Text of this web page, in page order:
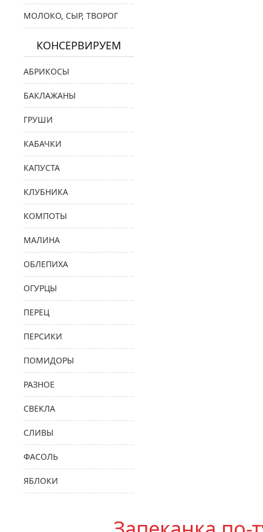
МОЛОКО, СЫР, ТВОРОГ
КОНСЕРВИРУЕМ
АБРИКОСЫ
БАКЛАЖАНЫ
ГРУШИ
КАБАЧКИ
КАПУСТА
КЛУБНИКА
КОМПОТЫ
МАЛИНА
ОБЛЕПИХА
ОГУРЦЫ
ПЕРЕЦ
ПЕРСИКИ
ПОМИДОРЫ
РАЗНОЕ
СВЕКЛА
СЛИВЫ
ФАСОЛЬ
ЯБЛОКИ